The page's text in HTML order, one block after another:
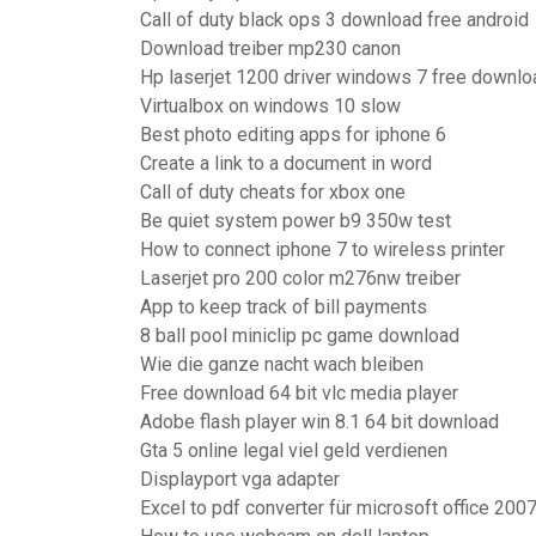
Call of duty black ops 3 download free android
Download treiber mp230 canon
Hp laserjet 1200 driver windows 7 free
Virtualbox on windows 10 slow
Best photo editing apps for iphone 6
Create a link to a document in word
Call of duty cheats for xbox one
Be quiet system power b9 350w test
How to connect iphone 7 to wireless printer
Laserjet pro 200 color m276nw treiber
App to keep track of bill payments
8 ball pool miniclip pc game download
Wie die ganze nacht wach bleiben
Free download 64 bit vlc media player
Adobe flash player win 8.1 64 bit download
Gta 5 online legal viel geld verdienen
Displayport vga adapter
Excel to pdf converter für microsoft office 2007